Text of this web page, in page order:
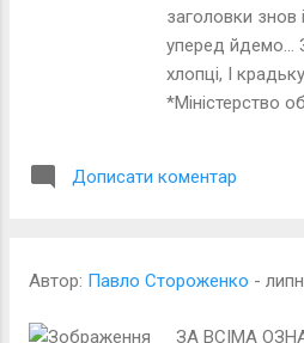
заголовки знов
уперед йдемо…
хлопці, І
*Міністерство
Дописати коментар
Автор: Павло Стороженко -
ЗА ВСІМА